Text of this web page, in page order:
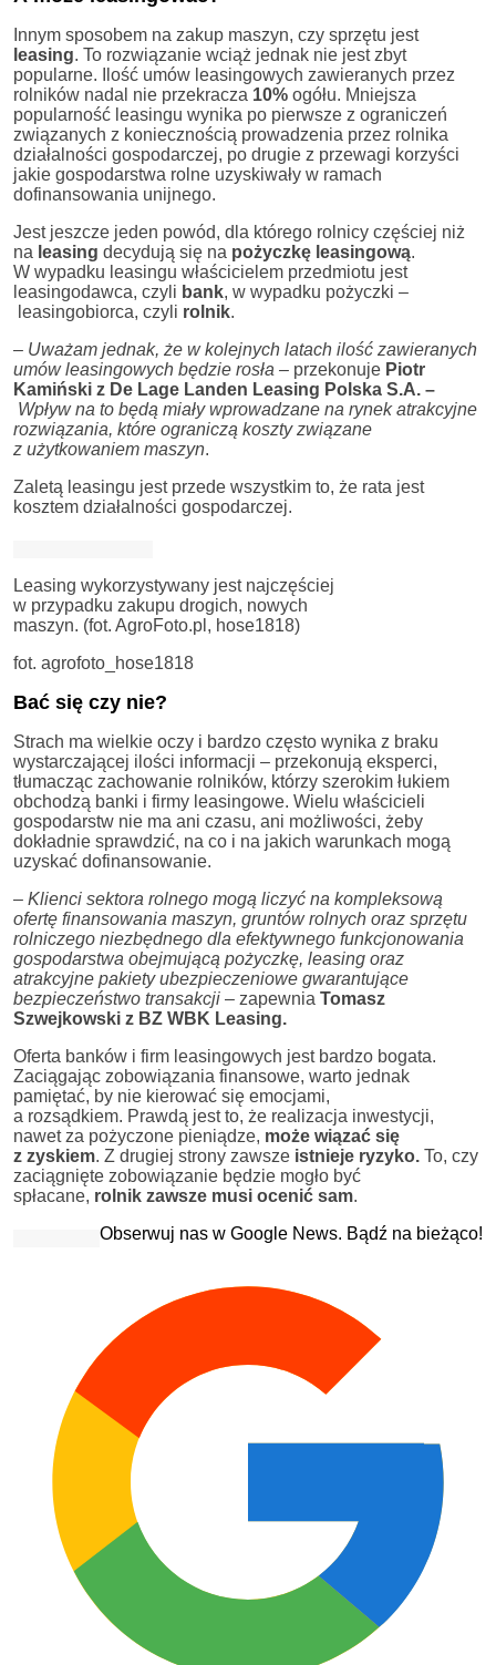
Innym sposobem na zakup maszyn, czy sprzętu jest
leasing. To rozwiązanie wciąż jednak nie jest zbyt
popularne. Ilość umów leasingowych zawieranych przez
rolników nadal nie przekracza 10% ogółu. Mniejsza
popularność leasingu wynika po pierwsze z ograniczeń
związanych z koniecznością prowadzenia przez rolnika
działalności gospodarczej, po drugie z przewagi korzyści
jakie gospodarstwa rolne uzyskiwały w ramach
dofinansowania unijnego.
Jest jeszcze jeden powód, dla którego rolnicy częściej niż
na leasing decydują się na pożyczkę leasingową.
W wypadku leasingu właścicielem przedmiotu jest
leasingodawca, czyli bank, w wypadku pożyczki –
leasingobiorca, czyli rolnik.
– Uważam jednak, że w kolejnych latach ilość zawieranych
umów leasingowych będzie rosła – przekonuje Piotr
Kamiński z De Lage Landen Leasing Polska S.A. –
Wpływ na to będą miały wprowadzane na rynek atrakcyjne
rozwiązania, które ograniczą koszty związane
z użytkowaniem maszyn.
Zaletą leasingu jest przede wszystkim to, że rata jest
kosztem działalności gospodarczej.
Leasing wykorzystywany jest najczęściej
w przypadku zakupu drogich, nowych
maszyn. (fot. AgroFoto.pl, hose1818)
fot. agrofoto_hose1818
Bać się czy nie?
Strach ma wielkie oczy i bardzo często wynika z braku
wystarczającej ilości informacji – przekonują eksperci,
tłumacząc zachowanie rolników, którzy szerokim łukiem
obchodzą banki i firmy leasingowe. Wielu właścicieli
gospodarstw nie ma ani czasu, ani możliwości, żeby
dokładnie sprawdzić, na co i na jakich warunkach mogą
uzyskać dofinansowanie.
– Klienci sektora rolnego mogą liczyć na kompleksową
ofertę finansowania maszyn, gruntów rolnych oraz sprzętu
rolniczego niezbędnego dla efektywnego funkcjonowania
gospodarstwa obejmującą pożyczkę, leasing oraz
atrakcyjne pakiety ubezpieczeniowe gwarantujące
bezpieczeństwo transakcji – zapewnia Tomasz
Szwejkowski z BZ WBK Leasing.
Oferta banków i firm leasingowych jest bardzo bogata.
Zaciągając zobowiązania finansowe, warto jednak
pamiętać, by nie kierować się emocjami,
a rozsądkiem. Prawdą jest to, że realizacja inwestycji,
nawet za pożyczone pieniądze, może wiązać się
z zyskiem. Z drugiej strony zawsze istnieje ryzyko. To, czy
zaciągnięte zobowiązanie będzie mogło być
spłacane, rolnik zawsze musi ocenić sam.
Obserwuj nas w Google News. Bądź na bieżąco!